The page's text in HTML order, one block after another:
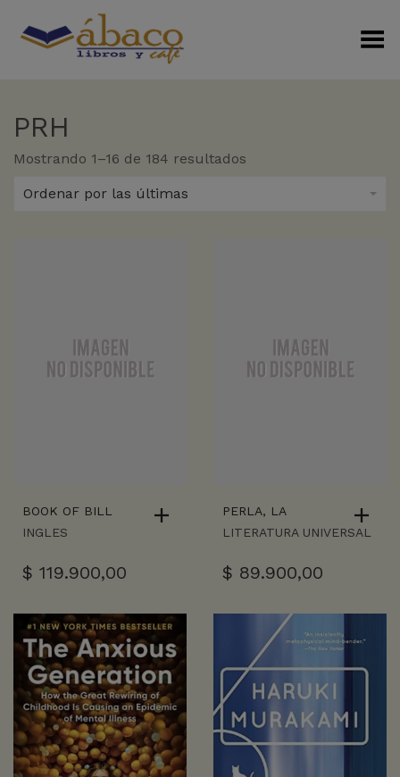
Menú Alterno
PRH
Mostrando 1–16 de 184 resultados
Ordenar por las últimas
BOOK OF BILL
INGLES
$ 119.900,00
PERLA, LA
LITERATURA UNIVERSAL
$ 89.900,00